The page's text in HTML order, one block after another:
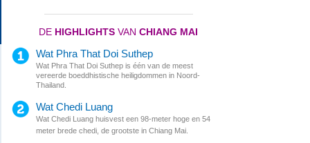
DE HIGHLIGHTS VAN CHIANG MAI
Wat Phra That Doi Suthep
Wat Phra That Doi Suthep is één van de meest
vereerde boeddhistische heiligdommen in Noord-
Thailand.
Wat Chedi Luang
Wat Chedi Luang huisvest een 98-meter hoge en 54
meter brede chedi , de grootste in Chiang Mai.